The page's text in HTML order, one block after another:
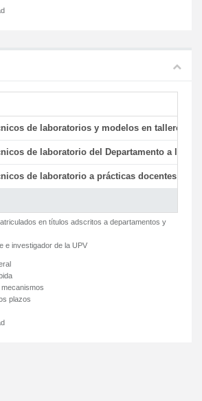
de laboratorios y modelos en talleres/
de laboratorio del Departamento a la
de laboratorio a prácticas docentes y
en títulos adscritos a departamentos y
e investigador de la UPV
plazos